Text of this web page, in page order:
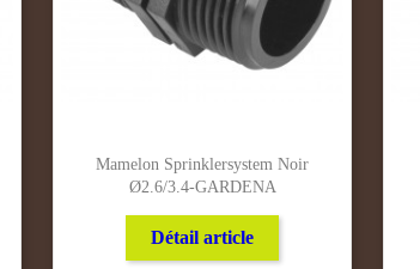
Mamelon Sprinklersystem Noir
Ø2.6/3.4-GARDENA
Détail article